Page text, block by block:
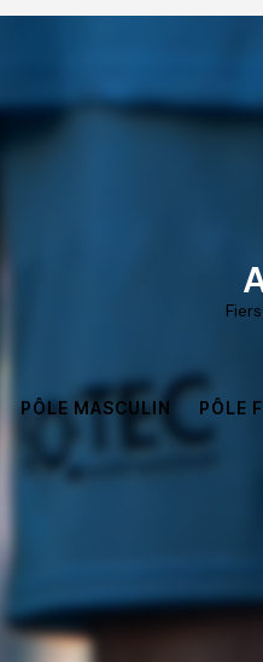
PÔLE MASCULIN PÔLE